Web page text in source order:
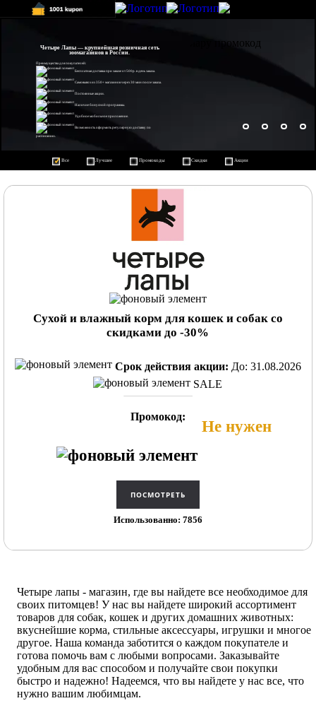
Четыре Лапы — крупнейшая розничная сеть
зоомагазинов в России.
Преимущества для покупателей:
Бесплатная доставка при заказе от 500р. в день заказа.
Самовывоз из 350+ магазинов через 30 мин после заказа.
Постоянные акции.
Наличие бонусной программы.
Удобное мобильное приложение.
Возможность оформить регулярную доставку по
расписанию.
Все Лучшее Промокоды Скидки Акции
Сухой и влажный корм для кошек и собак со
скидками до -30%
Срок действия акции: До: 31.08.2026
SALE
Промокод:
Не нужен
Использованно: 7856
Четыре лапы - магазин, где вы найдете все необходимое для
своих питомцев! У нас вы найдете широкий ассортимент
товаров для собак, кошек и других домашних животных:
вкуснейшие корма, стильные аксессуары, игрушки и многое
другое. Наша команда заботится о каждом покупателе и
готова помочь вам с любыми вопросами. Заказывайте
удобным для вас способом и получайте свои покупки
быстро и надежно! Надеемся, что вы найдете у нас все, что
нужно вашим любимцам.